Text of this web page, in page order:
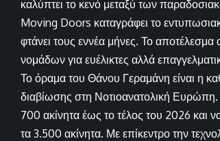
καλύπτει το κενό μεταξύ των
Moving Doors καταγράφει το
φτάνει τους εννέα μήνες. Το αποτέλεσμα
νομάδων για ευέλικτες αλλά
Το όραμα του Θάνου Γεραμάνη είναι η
διαβίωσης στη Νοτιοανατολική Ευρώπη.
700 ακίνητα έως το τέλος του 2026 και
τα 3.500 ακίνητα. Με επίκεντρο την